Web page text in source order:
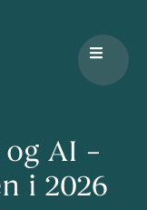
AI –
i 2026